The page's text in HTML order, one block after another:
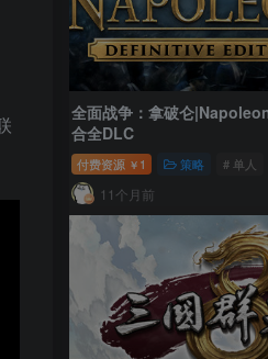
全面战争：拿破仑
合全DLC
付费资源 ￥ 1 策略 # 单人
11个月前